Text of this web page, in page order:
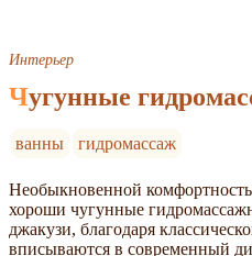
Интерьер
Чугунные
ванны гидромассаж
Необыкновенной
хороши чугунные
джакузи, благодаря
вписываются в современный